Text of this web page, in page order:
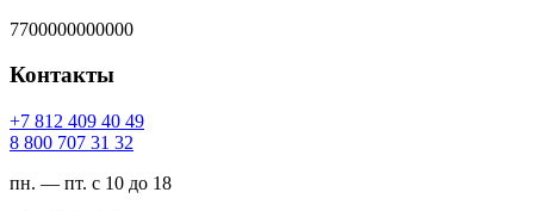
7700000000000
Контакты
94 04 904 218 7+
23 13 707 008 8
пн. — пт. с 10 до 18